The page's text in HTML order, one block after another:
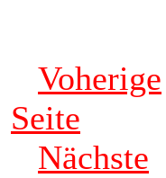
Voherige
Seite
Nächste